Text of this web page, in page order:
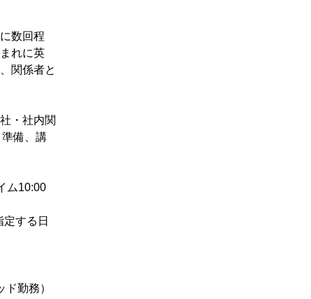
数回程
れに英
関係者と
・社内関
備、講
ム10:00
する日
勤務）